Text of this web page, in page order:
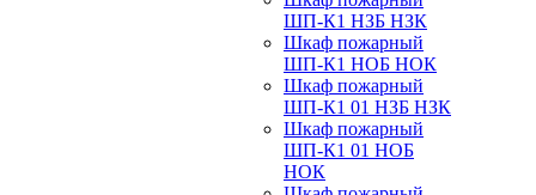
ШП-К1 НЗБ НЗК
Шкаф пожарный
ШП-К1 НОБ НОК
Шкаф пожарный
ШП-К1 01 НЗБ НЗК
Шкаф пожарный
ШП-К1 01 НОБ
НОК